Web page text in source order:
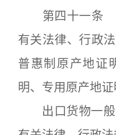
第四十一条
有关法律、行政
普惠制原产地证
明、专用原产地证
出口货物一般